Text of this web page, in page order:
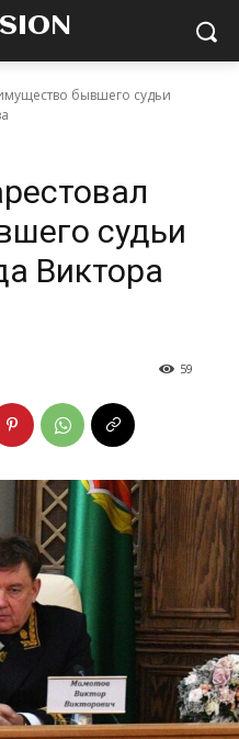
бывшего судьи
судьи
Виктора
59